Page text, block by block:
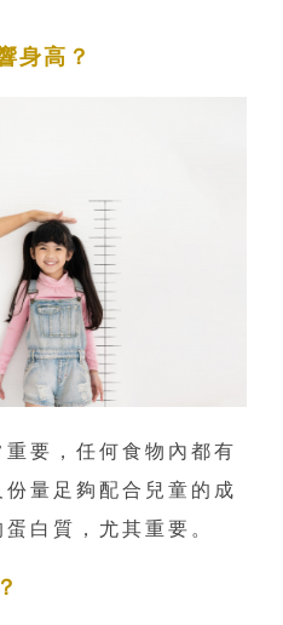
身高？
要，任何食物內都有
量足夠配合兒童的成
白質，尤其重要。